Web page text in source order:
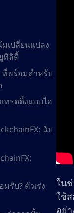
เปลี่ยนแปลง
ทิลิตี้
ที่พร้อมสำหรับ
เทรดดิ้งแบบไฮ
นับ
รับ? ตัวเร่ง
ใน
ใช้
อย่